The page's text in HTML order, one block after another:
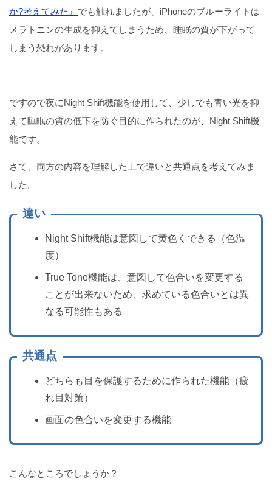
か?考えてみた』 でも触れましたが、iPhoneのブルーライトは
メラトニンの生成を抑えてしまうため、睡眠の質が下がって
しまう恐れがあります。
ですので夜にNight Shift機能を使用して、少しでも青い光を抑
えて睡眠の質の低下を防ぐ目的に作られたのが、Night Shift機
能です。
さて、両方の内容を理解した上で違いと共通点を考えてみま
した。
違い
Night Shift機能は意図して黄色くできる（色温
度）
True Tone機能は、意図して色合いを変更する
ことが出来ないため、求めている色合いとは異
なる可能性もある
共通点
どちらも目を保護するために作られた機能（疲
れ目対策）
画面の色合いを変更する機能
こんなところでしょうか？